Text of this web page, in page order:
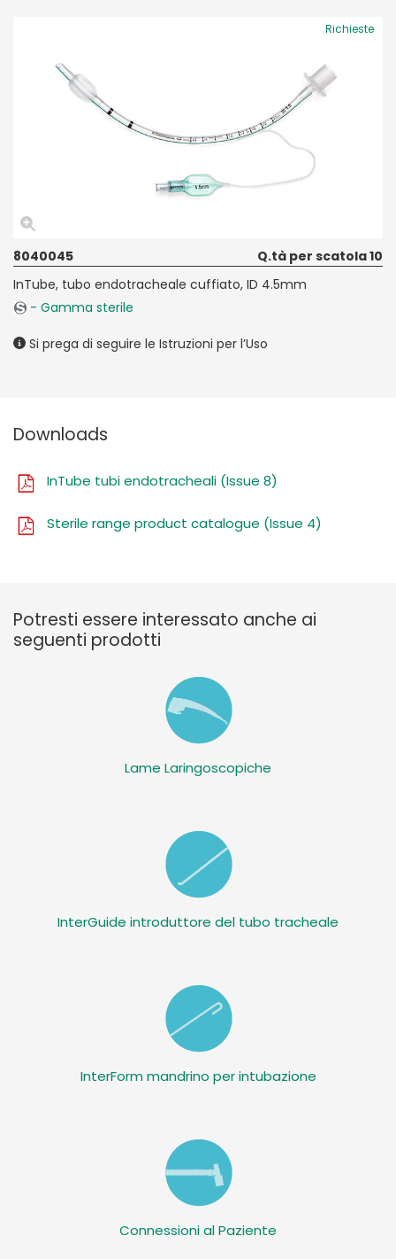
Richieste
8040045
Q.tà per scatola 10
InTube, tubo endotracheale cuffiato, ID 4.5mm
- Gamma sterile
Si prega di seguire le Istruzioni per l’Uso
Downloads
InTube tubi endotracheali (Issue 8)
Sterile range product catalogue (Issue 4)
Potresti essere interessato anche ai
seguenti prodotti
Lame Laringoscopiche
InterGuide introduttore del tubo tracheale
InterForm mandrino per intubazione
Connessioni al Paziente